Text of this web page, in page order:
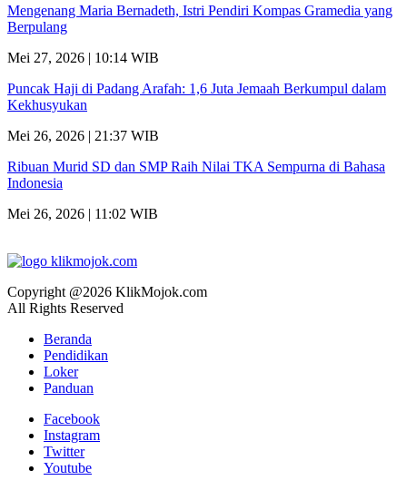
Mengenang Maria Bernadeth, Istri Pendiri Kompas Gramedia yang
Berpulang
Mei 27, 2026 | 10:14 WIB
Puncak Haji di Padang Arafah: 1,6 Juta Jemaah Berkumpul dalam
Kekhusyukan
Mei 26, 2026 | 21:37 WIB
Ribuan Murid SD dan SMP Raih Nilai TKA Sempurna di Bahasa
Indonesia
Mei 26, 2026 | 11:02 WIB
Copyright @2026 KlikMojok.com
All Rights Reserved
Beranda
Pendidikan
Loker
Panduan
Facebook
Instagram
Twitter
Youtube